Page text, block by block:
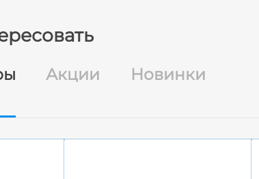
Акции Новинки